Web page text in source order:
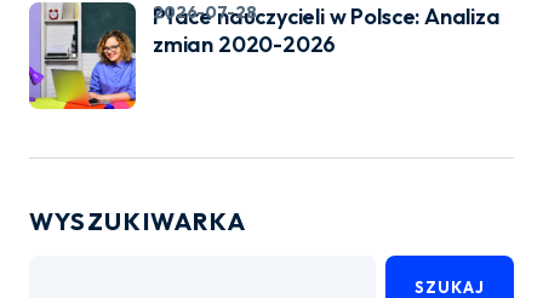
Płace nauczycieli w Polsce: Analiza
zmian 2020-2026
2026-07-28
WYSZUKIWARKA
SZUKAJ